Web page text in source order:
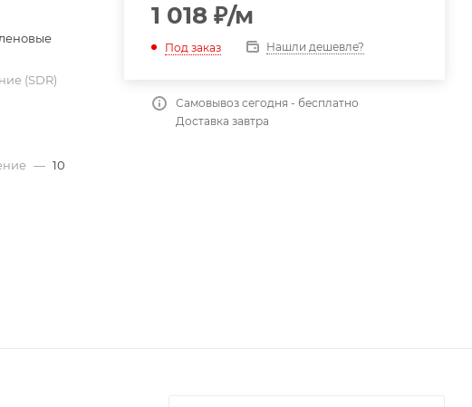
(SDR)
— 10
1 018₽/м
Под заказ Нашли дешевле?
Самовывоз сегодня - бесплатно
Доставка завтра